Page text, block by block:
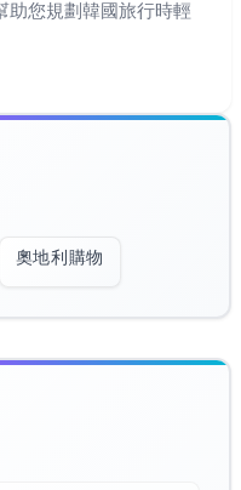
助您規劃韓國旅行時輕
奧地利購物